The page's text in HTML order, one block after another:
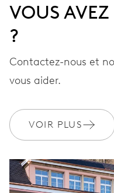
VOUS
?
Contactez-nous et
vous aider.
VOIR PLUS